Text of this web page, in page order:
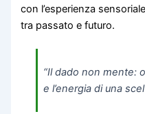
con l’esperienza
tra passato e futuro.
“Il dado non mente:
e l’energia di una